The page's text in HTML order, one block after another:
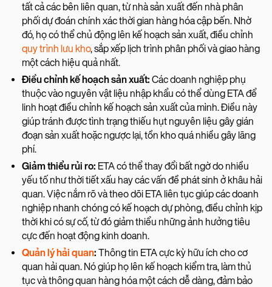
tất cả các bên liên quan, từ nhà sản xuất đến nhà phân
phối dự đoán chính xác thời gian hàng hóa cập bến. Nhờ
đó, họ có thể chủ động lên kế hoạch sản xuất, điều chỉnh
quy trình lưu kho, sắp xếp lịch trình phân phối và giao hàng
một cách hiệu quả nhất.
Điều chỉnh kế hoạch sản xuất: Các doanh nghiệp phụ
thuộc vào nguyên vật liệu nhập khẩu có thể dùng ETA để
linh hoạt điều chỉnh kế hoạch sản xuất của mình. Điều này
giúp tránh được tình trạng thiếu hụt nguyên liệu gây gián
đoạn sản xuất hoặc ngược lại, tồn kho quá nhiều gây lãng
phí.
Giảm thiểu rủi ro: ETA có thể thay đổi bất ngờ do nhiều
yếu tố như thời tiết xấu hay các vấn đề phát sinh ở khâu hải
quan. Việc nắm rõ và theo dõi ETA liên tục giúp các doanh
nghiệp nhanh chóng có kế hoạch dự phòng, điều chỉnh kịp
thời khi có sự cố, từ đó giảm thiểu những ảnh hưởng tiêu
cực đến hoạt động kinh doanh.
Quản lý hải quan: Thông tin ETA cực kỳ hữu ích cho cơ
quan hải quan. Nó giúp họ lên kế hoạch kiểm tra, làm thủ
tục và thông quan hàng hóa một cách dễ dàng, đảm bảo